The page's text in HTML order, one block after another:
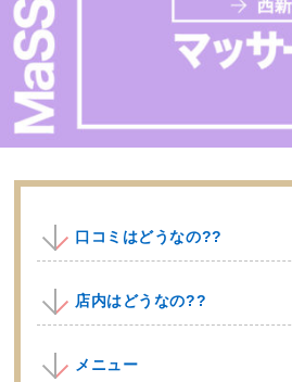
口コミはどうなの??
店内はどうなの??
メニュー